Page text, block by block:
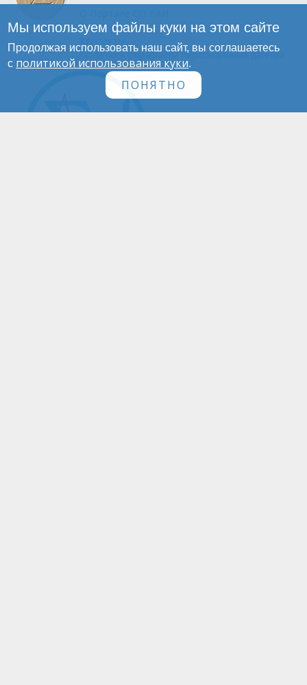
Инфографика
Политика обработки персональных данных
Мы используем файлы куки на этом сайте
Продолжая использовать наш сайт, вы соглашаетесь
с политикой использования куки.
ПОНЯТНО